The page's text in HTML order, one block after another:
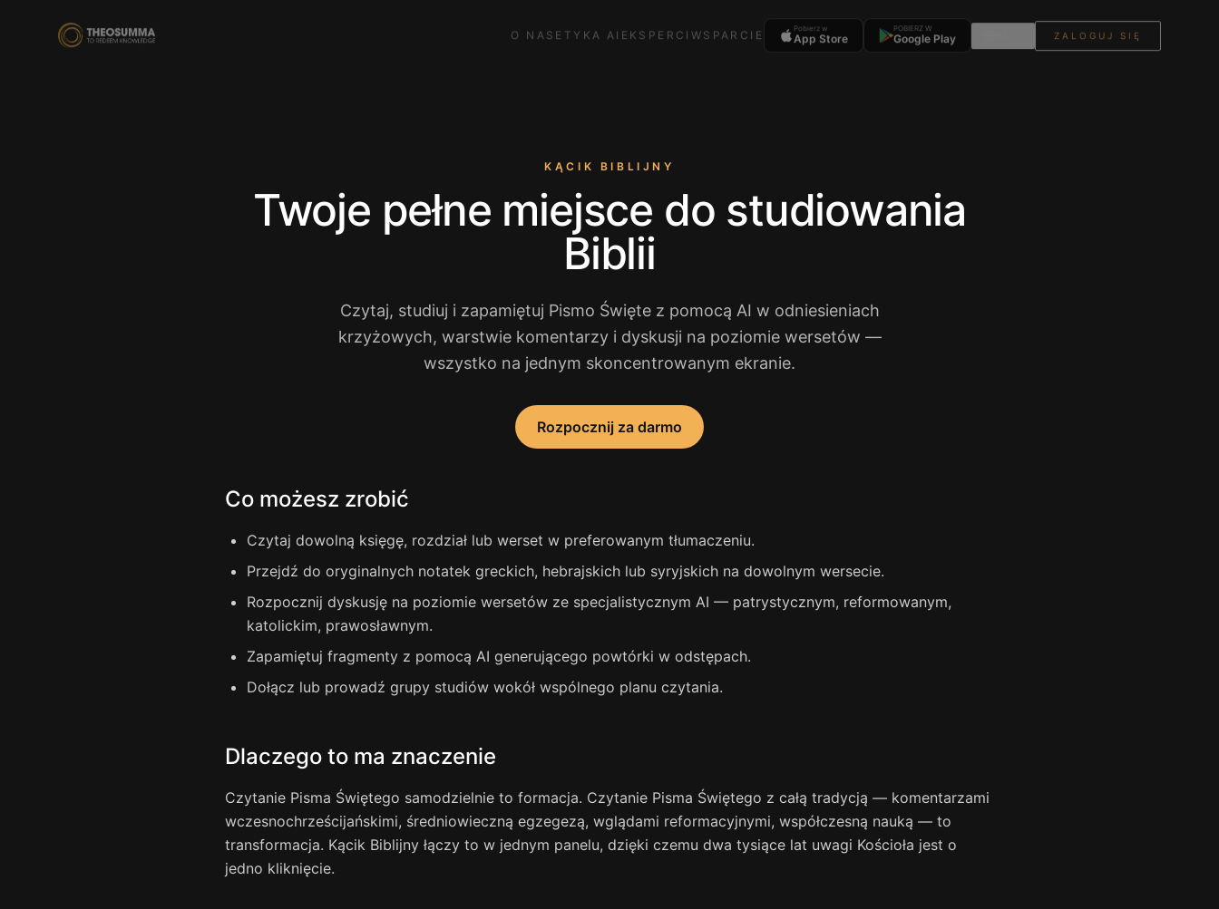
O NAS ETYKA AI EKSPERCI WSPARCIE Pobierz w
App Store
POBIERZ W
Google Play ZALOGUJ SIĘ
KĄCIK BIBLIJNY
Twoje pełne miejsce do studiowania
Biblii
Czytaj, studiuj i zapamiętuj Pismo Święte z pomocą AI w odniesieniach
krzyżowych, warstwie komentarzy i dyskusji na poziomie wersetów —
wszystko na jednym skoncentrowanym ekranie.
Rozpocznij za darmo
Co możesz zrobić
Czytaj dowolną księgę, rozdział lub werset w preferowanym tłumaczeniu.
Przejdź do oryginalnych notatek greckich, hebrajskich lub syryjskich na dowolnym wersecie.
Rozpocznij dyskusję na poziomie wersetów ze specjalistycznym AI — patrystycznym, reformowanym,
katolickim, prawosławnym.
Zapamiętuj fragmenty z pomocą AI generującego powtórki w odstępach.
Dołącz lub prowadź grupy studiów wokół wspólnego planu czytania.
Dlaczego to ma znaczenie
Czytanie Pisma Świętego samodzielnie to formacja. Czytanie Pisma Świętego z całą tradycją — komentarzami
wczesnochrześcijańskimi, średniowieczną egzegezą, wglądami reformacyjnymi, współczesną nauką — to
transformacja. Kącik Biblijny łączy to w jednym panelu, dzięki czemu dwa tysiące lat uwagi Kościoła jest o
jedno kliknięcie.